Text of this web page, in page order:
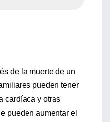
de la muerte de un
pueden tener
cardíaca y otras
pueden aumentar el